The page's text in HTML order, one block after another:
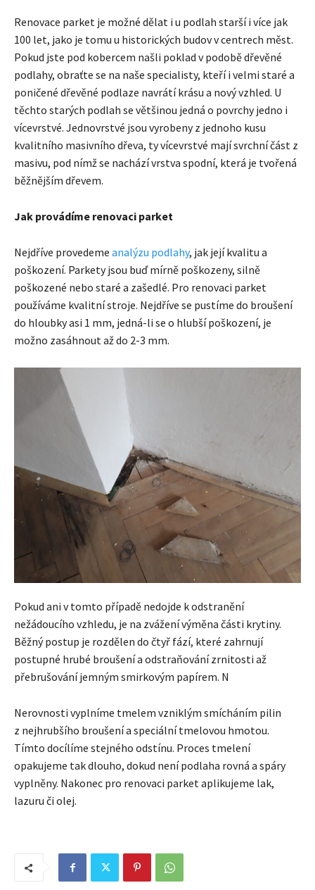
Renovace parket je možné dělat i u podlah starší i více jak
100 let, jako je tomu u historických budov v centrech měst.
Pokud jste pod kobercem našli poklad v podobě dřevěné
podlahy, obraťte se na naše specialisty, kteří i velmi staré a
poničené dřevěné podlaze navrátí krásu a nový vzhled. U
těchto starých podlah se většinou jedná o povrchy jedno i
vícevrstvé. Jednovrstvé jsou vyrobeny z jednoho kusu
kvalitního masivního dřeva, ty vícevrstvé mají svrchní část z
masivu, pod nímž se nachází vrstva spodní, která je tvořená
běžnějším dřevem.
Jak provádíme renovaci parket
Nejdříve provedeme analýzu podlahy, jak její kvalitu a
poškození. Parkety jsou buď mírně poškozeny, silně
poškozené nebo staré a zašedlé. Pro renovaci parket
používáme kvalitní stroje. Nejdříve se pustíme do broušení
do hloubky asi 1 mm, jedná-li se o hlubší poškození, je
možno zasáhnout až do 2-3 mm.
Pokud ani v tomto případě nedojde k odstranění
nežádoucího vzhledu, je na zvážení výměna části krytiny.
Běžný postup je rozdělen do čtyř fází, které zahrnují
postupné hrubé broušení a odstraňování zrnitosti až
přebrušování jemným smirkovým papírem. N
Nerovnosti vyplníme tmelem vzniklým smícháním pilin
z nejhrubšího broušení a speciální tmelovou hmotou.
Tímto docílíme stejného odstínu. Proces tmelení
opakujeme tak dlouho, dokud není podlaha rovná a spáry
vyplněny. Nakonec pro renovaci parket aplikujeme lak,
lazuru či olej.